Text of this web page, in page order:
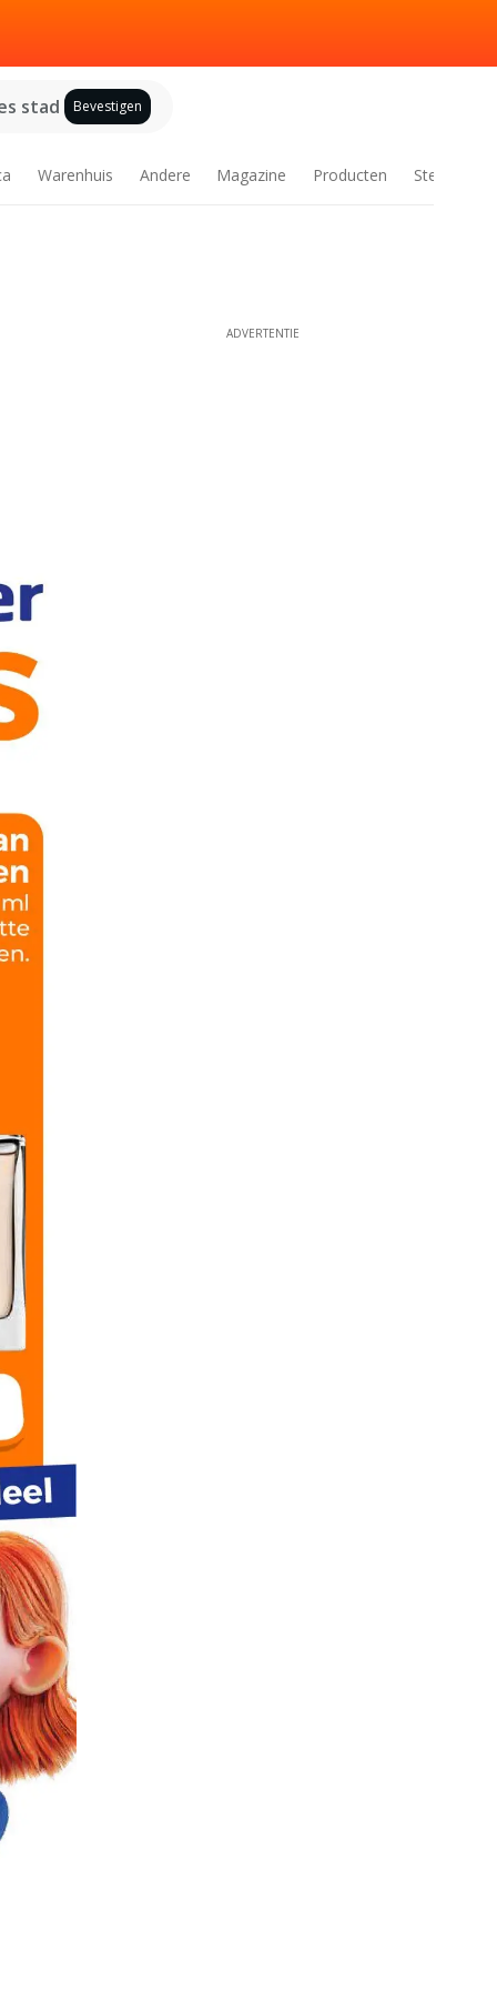
stad Bevestigen
Warenhuis Andere Magazine Producten Steden
ADVERTENTIE